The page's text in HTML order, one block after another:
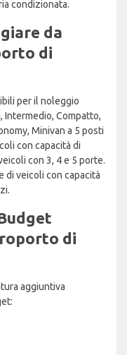
condizionata.
da
di
per il noleggio
Intermedio, Compatto,
Minivan a 5 posti
con capacità di
con 3, 4 e 5 porte.
di veicoli con capacità
di
aggiuntiva